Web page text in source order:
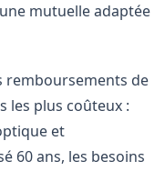
mutuelle adaptée
remboursements de
les plus coûteux :
et
60 ans, les besoins